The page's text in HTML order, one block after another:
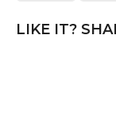
k
LIKE IT?